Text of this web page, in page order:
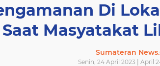
Di
Saat Masyatakat
Sumateran
Senin, 24 April 2023 | April